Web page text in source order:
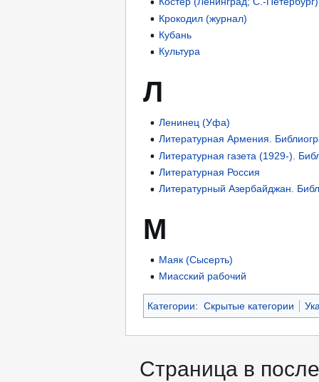
Крокодил (журнал)
Кубань
Культура
Л
Ленинец (Уфа)
Литературная Армения.
Литературная газета (1929-).
Литературная Россия
Литературный Азербайджан.
М
Маяк (Сысерть)
Миасский рабочий
Категории: Скрытые категории
Страница в